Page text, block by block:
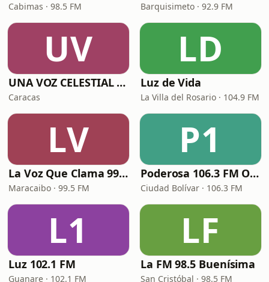
Cabimas · 98.5 FM Barquisimeto · 92.9 FM
UV
UNA VOZ CELESTIAL VENEZUELA
Caracas
LD
Luz de Vida
La Villa del Rosario · 104.9 FM
LV
La Voz Que Clama 99.5FM
Maracaibo · 99.5 FM
P1
Poderosa 106.3 FM Online
Ciudad Bolívar · 106.3 FM
L1
Luz 102.1 FM
Guanare · 102.1 FM
LF
La FM 98.5 Buenísima
San Cristóbal · 98.5 FM